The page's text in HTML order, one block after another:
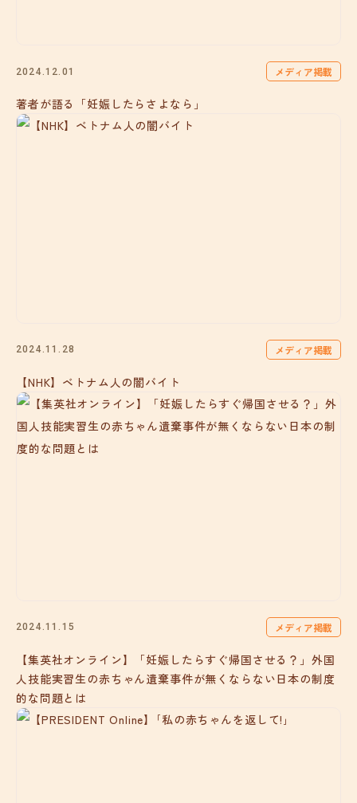
2024.12.01 メディア掲載
著者が語る「妊娠したらさよなら」
2024.11.28 メディア掲載
【NHK】ベトナム人の闇バイト
2024.11.15 メディア掲載
【集英社オンライン】「妊娠したらすぐ帰国させる？」外国
人技能実習生の赤ちゃん遺棄事件が無くならない日本の制度
的な問題とは